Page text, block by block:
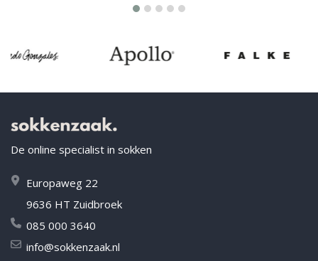
De online specialist in sokken
Europaweg 22
9636 HT Zuidbroek
085 000 3640
info@sokkenzaak.nl